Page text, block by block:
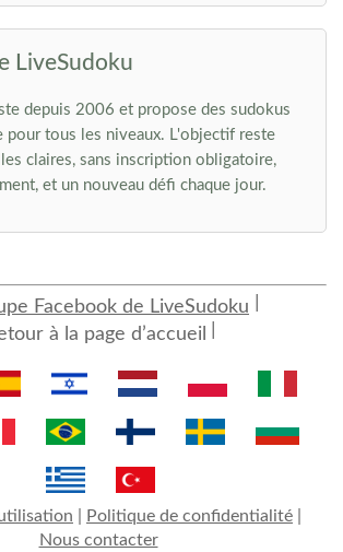
LiveSudoku
depuis 2006 et propose des sudokus
pour tous les niveaux. L'objectif reste
claires, sans inscription obligatoire,
et un nouveau défi chaque jour.
Facebook de LiveSudoku
à la page d’accueil
Politique de confidentialité
Nous contacter